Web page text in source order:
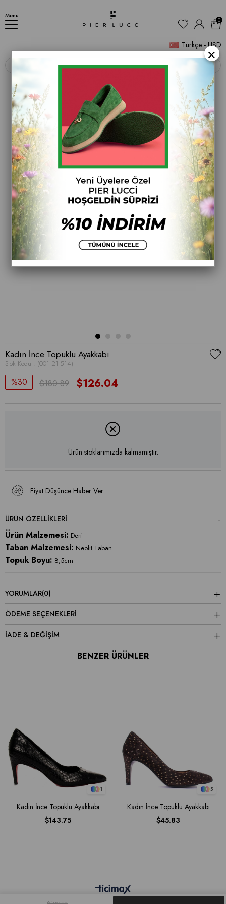
Menü
Türkçe - USD
0
‹ ›
Kadın İnce Topuklu Ayakkabı
Stok Kodu (001 21-514)
30 $180.89 $126.04
Ürün stoklarımızda kalmamıştır.
Fiyat Düşünce Haber Ver
ÜRÜN ÖZELLIKLERI
Ürün Malzemesi: Deri
Taban Malzemesi: Neolit Taban
Topuk Boyu: 8,5cm
YORUMLAR(0)
ÖDEME SEÇENEKLERI
İADE & DEĞİŞİM
BENZER ÜRÜNLER
1
Kadın İnce Topuklu Ayakkabı
$143.75
5
Kadın İnce Topuklu Ayakkabı
$45.83
×